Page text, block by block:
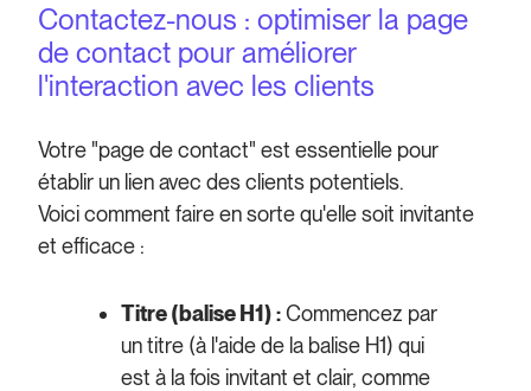
Contactez-nous : optimiser la page
de contact pour améliorer
l'interaction avec les clients
Votre "page de contact" est essentielle pour
établir un lien avec des clients potentiels.
Voici comment faire en sorte qu'elle soit invitante
et efficace :
Titre (balise H1) :Commencez par
un titre (à l'aide de la balise H1) qui
est à la fois invitant et clair, comme